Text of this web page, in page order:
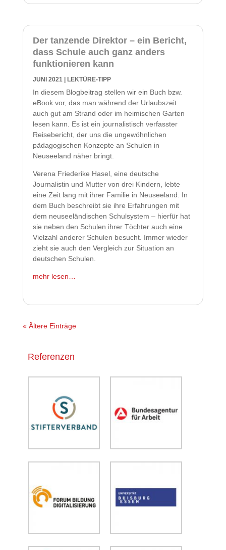
Der tanzende Direktor – ein Bericht,
dass Schule auch ganz anders
funktionieren kann
JUNI 2021| LEKTÜRE-TIPP
In diesem Blogbeitrag stellen wir ein Buch bzw.
eBook vor, das man während der Urlaubszeit
auch gut am Strand oder im heimischen Garten
lesen kann. Es ist ein journalistisch verfasster
Reisebericht, der uns die ungewöhnlichen
pädagogischen Konzepte an Schulen in
Neuseeland näher bringt.
Verena Friederike Hasel, eine deutsche
Journalistin und Mutter von drei Kindern, lebte
eine Zeit lang mit ihrer Familie in Neuseeland. In
dem Buch beschreibt sie ihre Erfahrungen mit
dem neuseeländischen Schulsystem – hierfür hat
sie neben den Schulen ihrer Töchter auch eine
Vielzahl anderer Schulen besucht. Immer wieder
zieht sie auch den Vergleich zur Situation an
deutschen Schulen.
mehr lesen…
« Ältere Einträge
Referenzen